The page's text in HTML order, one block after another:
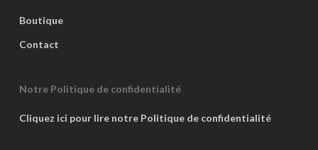
Boutique
Contact
Notre Politique de confidentialité
Cliquez ici pour lire notre Politique de confidentialité